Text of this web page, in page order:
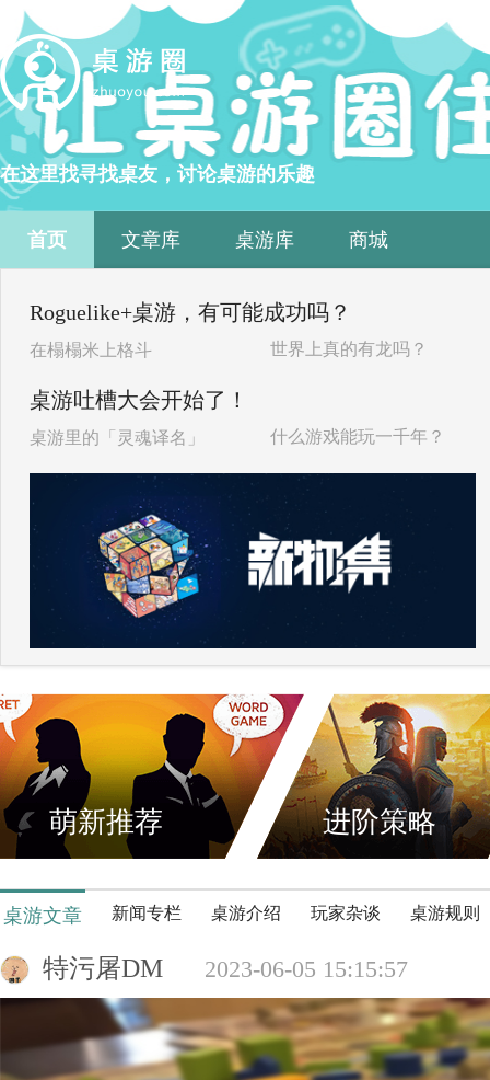
在这里找寻找桌友，讨论桌游的乐趣
首页 文章库 桌游库 商城
Roguelike+桌游，有可能成功吗？
在榻榻米上格斗 世界上真的有龙吗？
桌游吐槽大会开始了！
桌游里的「灵魂译名」 什么游戏能玩一千年？
萌新推荐 进阶策略
桌游文章 新闻专栏 桌游介绍 玩家杂谈 桌游规则
特污屠DM 2023-06-05 15:15:57